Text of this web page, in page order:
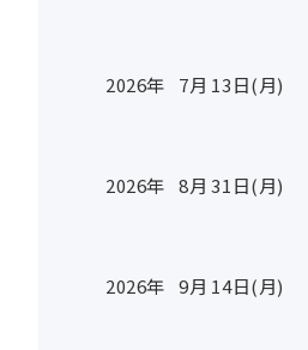
2026年 7月 13日(月)
2026年 8月 31日(月)
2026年 9月 14日(月)